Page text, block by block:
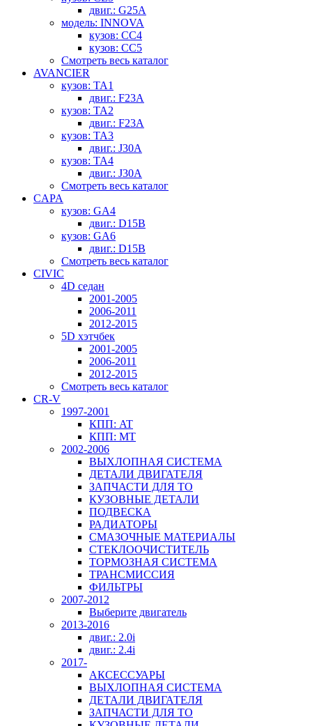
двиг.: G25A
модель: INNOVA
кузов: CC4
кузов: CC5
Смотреть весь каталог
AVANCIER
кузов: TA1
двиг.: F23A
кузов: TA2
двиг.: F23A
кузов: TA3
двиг.: J30A
кузов: TA4
двиг.: J30A
Смотреть весь каталог
CAPA
кузов: GA4
двиг.: D15B
кузов: GA6
двиг.: D15B
Смотреть весь каталог
CIVIC
4D седан
2001-2005
2006-2011
2012-2015
5D хэтчбек
2001-2005
2006-2011
2012-2015
Смотреть весь каталог
CR-V
1997-2001
КПП: AT
КПП: MT
2002-2006
ВЫХЛОПНАЯ СИСТЕМА
ДЕТАЛИ ДВИГАТЕЛЯ
ЗАПЧАСТИ ДЛЯ ТО
КУЗОВНЫЕ ДЕТАЛИ
ПОДВЕСКА
РАДИАТОРЫ
СМАЗОЧНЫЕ МАТЕРИАЛЫ
СТЕКЛООЧИСТИТЕЛЬ
ТОРМОЗНАЯ СИСТЕМА
ТРАНСМИССИЯ
ФИЛЬТРЫ
2007-2012
Выберите двигатель
2013-2016
двиг.: 2.0i
двиг.: 2.4i
2017-
АКСЕССУАРЫ
ВЫХЛОПНАЯ СИСТЕМА
ДЕТАЛИ ДВИГАТЕЛЯ
ЗАПЧАСТИ ДЛЯ ТО